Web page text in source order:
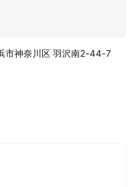
市神奈川区 羽沢南2-44-7